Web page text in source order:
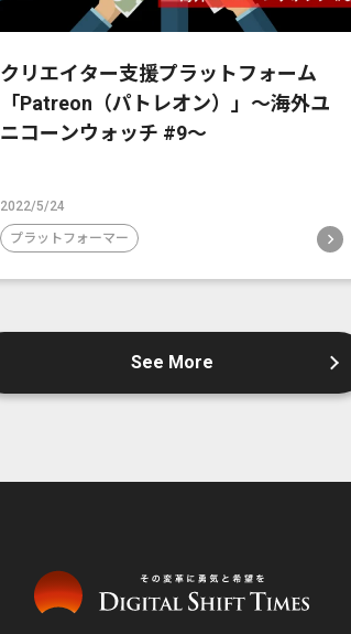
クリエイター支援プラットフォーム
「Patreon（パトレオン）」〜海外ユ
ニコーンウォッチ #9〜
2022/5/24
プラットフォーマー
See More